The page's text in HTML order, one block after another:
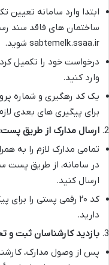
ابتدا وارد سامانه
ساختمان های فاقد سند
sabtemelk.ssaa.ir شوید.
درخواست خود را تکمیل
وارد کنید.
یک کد رهگیری و شماره
برای پیگیری های بعدی
ارسال مدارک از طریق
تمامی مدارک لازم را به
در سامانه، از طریق پست
ارسال کنید.
کد ۲۰ رقمی پستی را
دارید.
بازدید کارشناسان ثبت و
پس از وصول مدارک،